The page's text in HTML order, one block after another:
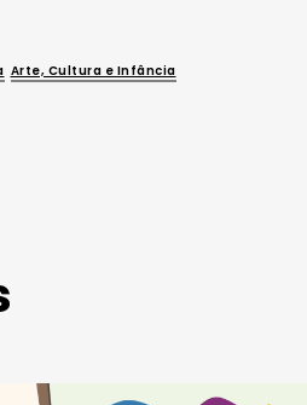
Arte, Cultura e Infância